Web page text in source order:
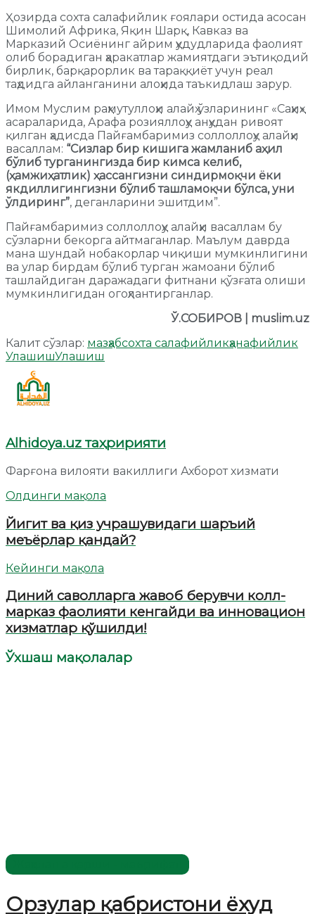
Ҳозирда сохта салафийлик ғоялари остида асосан
Шимолий Африка, Яқин Шарқ, Кавказ ва
Марказий Осиёнинг айрим ҳудудларида фаолият
олиб борадиган ҳаракатлар жамиятдаги эътиқодий
бирлик, барқарорлик ва тараққиёт учун реал
таҳдидга айланганини алоҳида таъкидлаш зарур.
Имом Муслим раҳмутуллоҳи алайҳ ўзларининг «Саҳиҳ»
асараларида, Арафа розияллоҳу анҳудан ривоят
қилган ҳадисда Пайғамбаримиз соллоллоҳу алайҳи
васаллам: “Сизлар бир кишига жамланиб аҳил
бўлиб турганингизда бир кимса келиб,
(ҳамжиҳатлик) ҳассангизни синдирмоқчи ёки
якдиллигингизни бўлиб ташламоқчи бўлса, уни
ўлдиринг”, деганларини эшитдим”.
Пайғамбаримиз соллоллоҳу алайҳи васаллам бу
сўзларни бекорга айтмаганлар. Маълум даврда
мана шундай нобакорлар чиқиши мумкинлигини
ва улар бирдам бўлиб турган жамоани бўлиб
ташлайдиган даражадаги фитнани қўзғата олиши
мумкинлигидан огоҳлантирганлар.
Ў.СОБИРОВ | muslim.uz
Калит сўзлар: мазҳабсохта салафийликҳанафийлик
УлашишУлашиш
Alhidoya.uz таҳририяти
Фарғона вилояти вакиллиги Ахборот хизмати
Олдинги мақола
Йигит ва қиз учрашувидаги шаръий
меъёрлар қандай?
Кейинги мақола
Диний саволларга жавоб берувчи колл-
марказ фаолияти кенгайди ва инновацион
хизматлар қўшилди!
Ўхшаш мақолалар
Орзулар қабристони ёхуд